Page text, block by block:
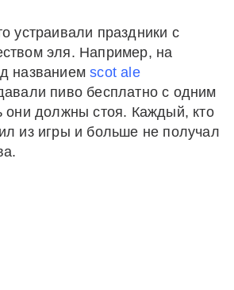
устраивали праздники с
эля. Например, на
названиемscot ale
пиво бесплатно с одним
они должны стоя. Каждый, кто
из игры и больше не получал